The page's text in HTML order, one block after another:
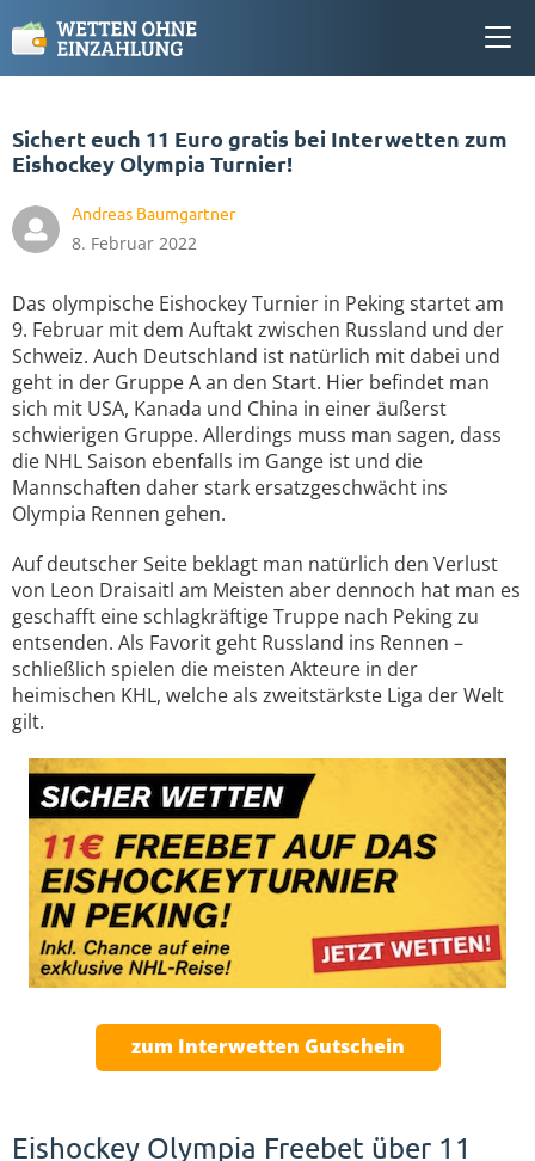
Sichert euch 11 Euro gratis bei Interwetten zum
Eishockey Olympia Turnier!
Andreas Baumgartner
8. Februar 2022
Das olympische Eishockey Turnier in Peking startet am
9. Februar mit dem Auftakt zwischen Russland und der
Schweiz. Auch Deutschland ist natürlich mit dabei und
geht in der Gruppe A an den Start. Hier befindet man
sich mit USA, Kanada und China in einer äußerst
schwierigen Gruppe. Allerdings muss man sagen, dass
die NHL Saison ebenfalls im Gange ist und die
Mannschaften daher stark ersatzgeschwächt ins
Olympia Rennen gehen.
Auf deutscher Seite beklagt man natürlich den Verlust
von Leon Draisaitl am Meisten aber dennoch hat man es
geschafft eine schlagkräftige Truppe nach Peking zu
entsenden. Als Favorit geht Russland ins Rennen –
schließlich spielen die meisten Akteure in der
heimischen KHL, welche als zweitstärkste Liga der Welt
gilt.
zum Interwetten Gutschein
Eishockey Olympia Freebet über 11